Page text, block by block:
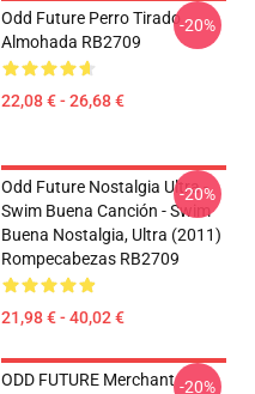
Odd Future Perro Tirado
Almohada RB2709
22,08 € - 26,68 €
-20%
Odd Future Nostalgia Ultra -
Swim Buena Canción - Swim
Buena Nostalgia, Ultra (2011)
Rompecabezas RB2709
21,98 € - 40,02 €
-20%
ODD FUTURE Merchant -20%